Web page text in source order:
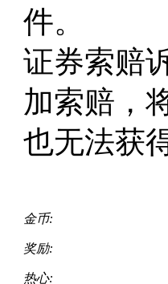
件。
证券索赔
加索赔，
也无法获
金币:
奖励:
热心: